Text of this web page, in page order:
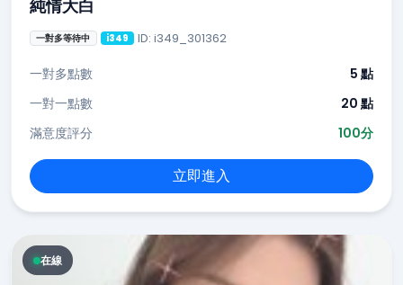
純情大白
一對多等待中 i349 ID: i349_301362
一對多點數
5 點
一對一點數
20 點
滿意度評分
100分
立即進入
在線